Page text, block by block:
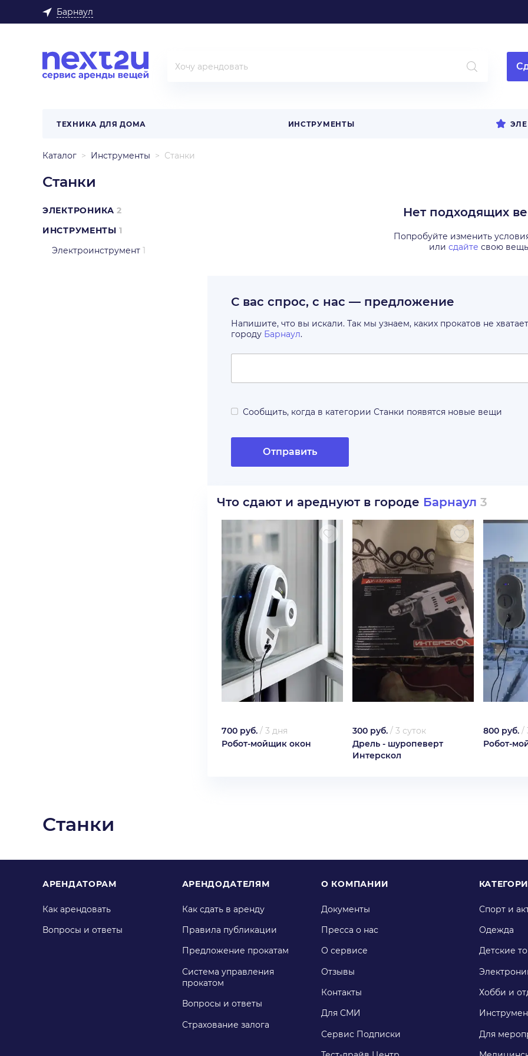
Барнаул
ТЕХНИКА ДЛЯ ДОМА ИНСТРУМЕНТЫ
Каталог Инструменты Станки
Станки
ЭЛЕКТРОНИКА 2
ИНСТРУМЕНТЫ 1
Электроинструмент 1
Нет подходящих
Попробуйте изменить
или сдайте свою вещь
С вас спрос, с нас — предложение
Напишите, что вы искали. Так мы узнаем, каких прокатов не хватает
городу Барнаул.
Сообщить, когда в категории Станки появятся новые вещи
Отправить
Что сдают и ареднуют в городе Барнаул 3
700 руб. / 3 дня
Робот-мойщик окон
300 руб. / 3 суток
Дрель - шуропеверт
Интерскол
800 руб. /
Робот-
Станки
АРЕНДАТОРАМ
Как арендовать
Вопросы и ответы
АРЕНДОДАТЕЛЯМ
Как сдать в аренду
Правила публикации
Предложение прокатам
Система управления
прокатом
Вопросы и ответы
Страхование залога
О КОМПАНИИ
Документы
Пресса о нас
О сервисе
Отзывы
Контакты
Для СМИ
Сервис Подписки
Спорт и
Одежда
Детские
Хобби и
Для